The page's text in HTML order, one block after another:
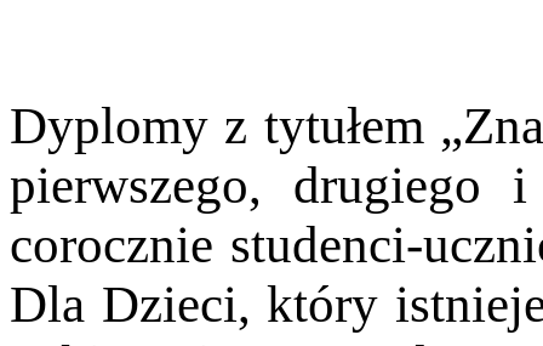
Dyplomy z tytułem
pierwszego, drugiego i
corocznie studenci-
Dla Dzieci, który